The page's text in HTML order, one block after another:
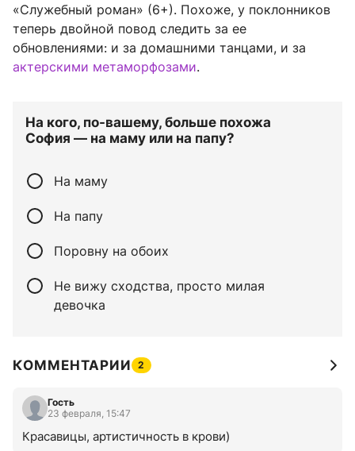
«Служебный роман» (6+). Похоже, у поклонников
теперь двойной повод следить за ее
обновлениями: и за домашними танцами, и за
актерскими метаморфозами.
На кого, по-вашему, больше похожа
София — на маму или на папу?
На маму
На папу
Поровну на обоих
Не вижу сходства, просто милая
девочка
КОММЕНТАРИИ 2
Гость
23 февраля, 15:47
Красавицы, артистичность в крови)